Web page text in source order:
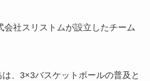
会社スリストムが設立したチーム
、3×3バスケットボールの普及と